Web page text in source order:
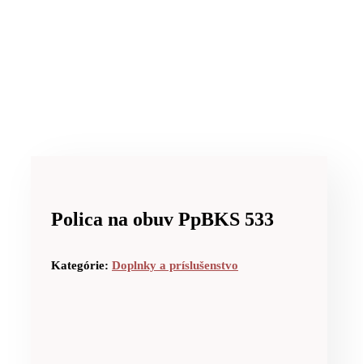
Polica na obuv PpBKS 533
Kategórie: Doplnky a príslušenstvo